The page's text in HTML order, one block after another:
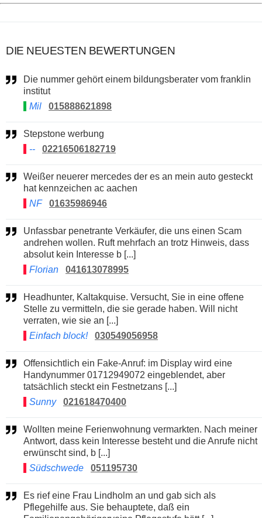
DIE NEUESTEN BEWERTUNGEN
Die nummer gehört einem bildungsberater vom franklin
institut
Mil
015888621898
Stepstone werbung
--
02216506182719
Weißer neuerer mercedes der es an mein auto gesteckt
hat kennzeichen ac aachen
NF
01635986946
Unfassbar penetrante Verkäufer, die uns einen Scam
andrehen wollen. Ruft mehrfach an trotz Hinweis, dass
absolut kein Interesse b [...]
Florian
041613078995
Headhunter, Kaltakquise. Versucht, Sie in eine offene
Stelle zu vermitteln, die sie gerade haben. Will nicht
verraten, wie sie an [...]
Einfach block!
030549056958
Offensichtlich ein Fake-Anruf: im Display wird eine
Handynummer 01712949072 eingeblendet, aber
tatsächlich steckt ein Festnetzans [...]
Sunny
021618470400
Wollten meine Ferienwohnung vermarkten. Nach meiner
Antwort, dass kein Interesse besteht und die Anrufe nicht
erwünscht sind, b [...]
Südschwede
051195730
Es rief eine Frau Lindholm an und gab sich als
Pflegehilfe aus. Sie behauptete, daß ein